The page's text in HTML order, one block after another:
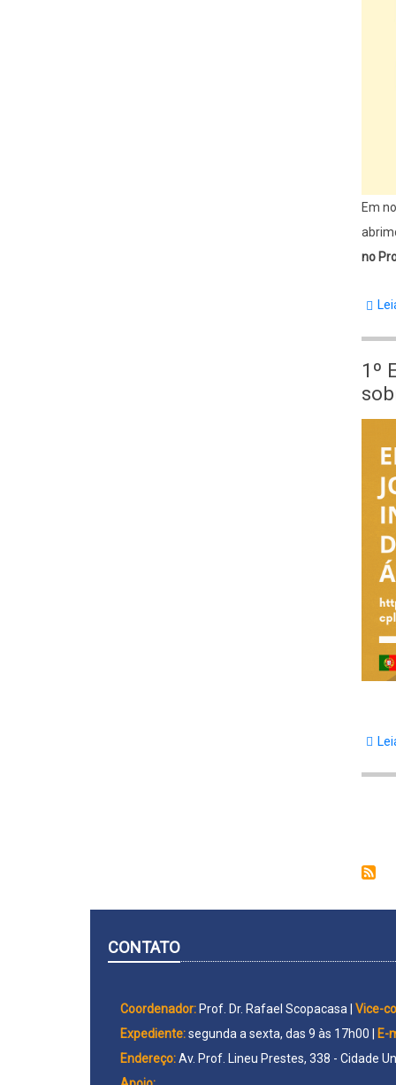
Em
no
1º
CONTATO
Coordenador: Prof. Dr. Rafael Scopacasa | Vice-
Expediente:segunda a sexta, das 9 às 17h00 | E-
Endereço:Av. Prof. Lineu Prestes, 338 - Cidade